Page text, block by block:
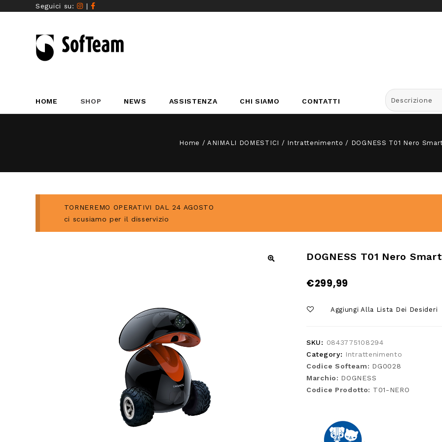
Seguici su: |
HOME SHOP NEWS ASSISTENZA CHI SIAMO CONTATTI Descrizione
Home /ANIMALI DOMESTICI / Intrattenimento / DOGNESS T01 Nero
TORNEREMO OPERATIVI DAL 24 AGOSTO
ci scusiamo per il disservizio
DOGNESS T01 Nero
€299,99
Aggiungi Alla Lista Dei Desideri
SKU: 0843775108294
Category: Intrattenimento
Codice Softeam: DG0028
Marchio: DOGNESS
Codice Prodotto: T01-NERO